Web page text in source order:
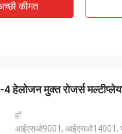
कीमत
4 हेलोजन मुक्त रोजर्स
हाँ
आईएसओ9001, आईएसओ14001,